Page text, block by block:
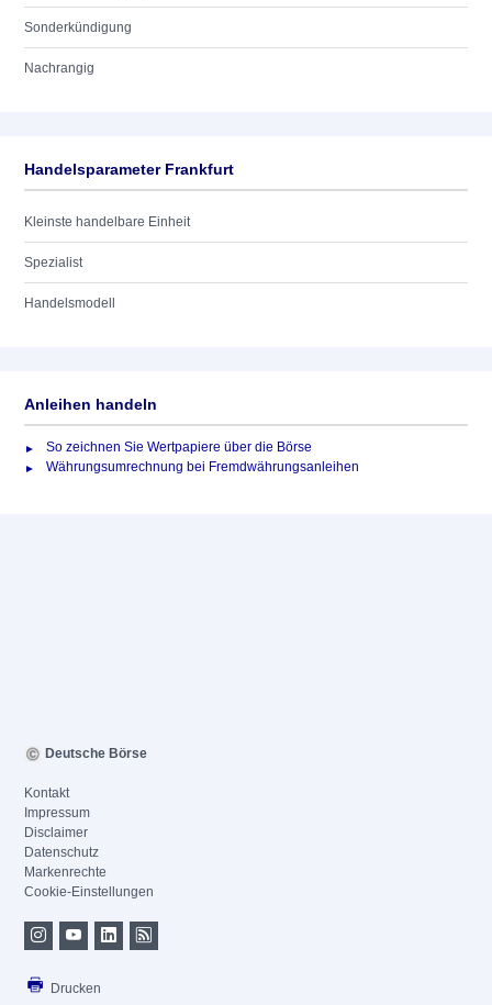
Sonderkündigung
Nachrangig
Handelsparameter Frankfurt
Kleinste handelbare Einheit
Spezialist
Handelsmodell
Anleihen handeln
So zeichnen Sie Wertpapiere über die Börse
Währungsumrechnung bei Fremdwährungsanleihen
Deutsche Börse
Kontakt
Impressum
Disclaimer
Datenschutz
Markenrechte
Cookie-Einstellungen
Drucken